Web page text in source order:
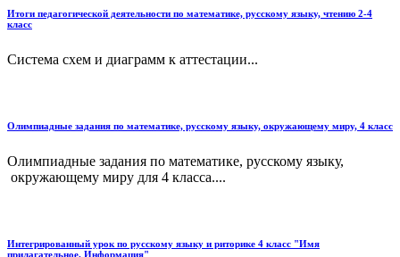
Итоги педагогической деятельности по математике, русскому языку, чтению 2-4
класс
Система схем и диаграмм к аттестации...
Олимпиадные задания по математике, русскому языку, окружающему миру, 4 класс
Олимпиадные задания по математике, русскому языку,
окружающему миру для 4 класса....
Интегрированный урок по русскому языку и риторике 4 класс "Имя
прилагательное. Информация"